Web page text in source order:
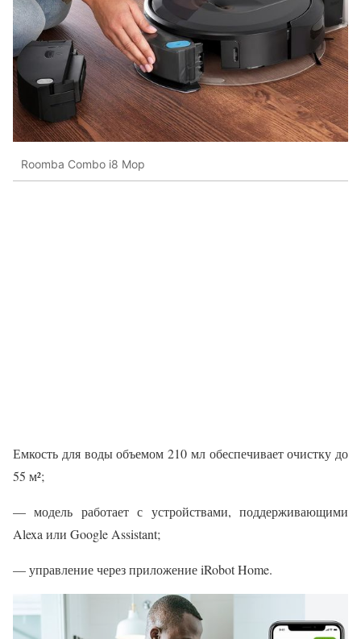
Roomba Combo i8 Mop
Емкость для воды объемом 210 мл обеспечивает очистку до
55 м²;
— модель работает с устройствами, поддерживающими
Alexa или Google Assistant;
— управление через приложение iRobot Home.